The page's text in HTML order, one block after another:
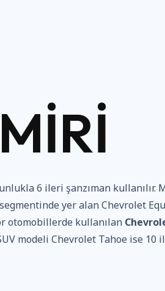
6 ileri şanzıman kullanılır.
yer alan Chevrolet
otomobillerde kullanılan
modeli Chevrolet Tahoe ise 10